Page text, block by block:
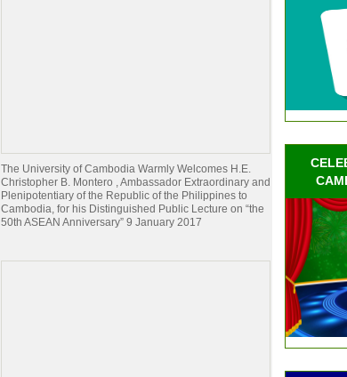
The University of Cambodia Warmly Welcomes H.E.
Christopher B. Montero , Ambassador Extraordinary and
Plenipotentiary of the Republic of the Philippines to
Cambodia, for his Distinguished Public Lecture on “the
50th ASEAN Anniversary” 9 January 2017